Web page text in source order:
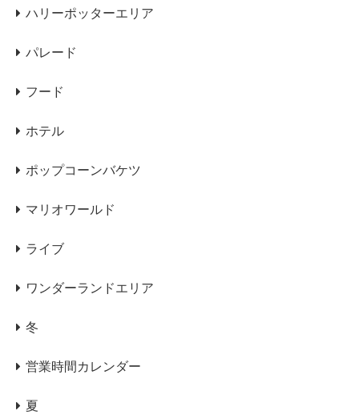
ハリーポッターエリア
パレード
フード
ホテル
ポップコーンバケツ
マリオワールド
ライブ
ワンダーランドエリア
冬
営業時間カレンダー
夏